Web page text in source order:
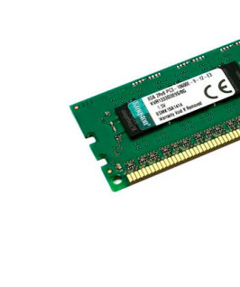
Контролери RAID
Кулери та системи охолодження
Кошики та салазки для жорстких дисків
Рейки та кріплення